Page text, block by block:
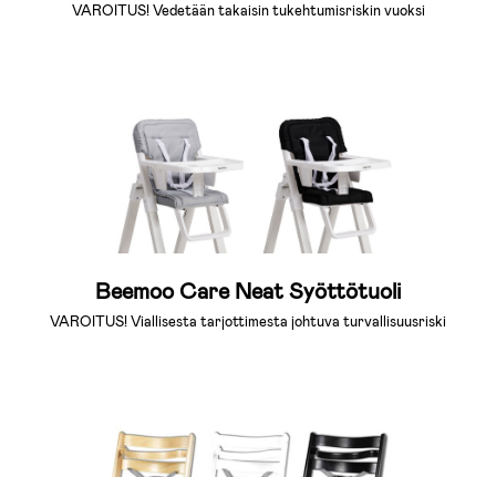
VAROITUS! Vedetään takaisin tukehtumisriskin vuoksi
Beemoo Care Neat Syöttötuoli
VAROITUS! Viallisesta tarjottimesta johtuva turvallisuusriski